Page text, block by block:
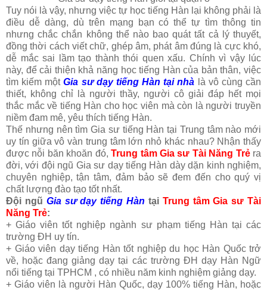
Tuy nói là vậy, nhưng việc tự học tiếng Hàn lại không phải là
điều dễ dàng, dù trên mạng bạn có thể tự tìm thông tin
nhưng chắc chắn không thể nào bao quát tất cả lý thuyết,
đồng thời cách viết chữ, ghép âm, phát âm đúng là cực khó,
dễ mắc sai lầm tạo thành thói quen xấu. Chính vì vậy lúc
này, để cải thiện khả năng học tiếng Hàn của bản thân, việc
tìm kiếm mộtGia sư dạy tiếng Hàn tại nhà là vô cùng cần
thiết, không chỉ là người thầy, người cô giải đáp hết mọi
thắc mắc về tiếng Hàn cho học viên mà còn là người truyền
niềm đam mê, yêu thích tiếng Hàn.
Thế nhưng nên tìm Gia sư tiếng Hàn tại Trung tâm nào mới
uy tín giữa vô vàn trung tâm lớn nhỏ khác nhau? Nhận thấy
được nỗi băn khoăn đó,Trung tâm Gia sư Tài Năng Trẻ ra
đời, với đội ngũ Gia sư dạy tiếng Hàn dày dặn kinh nghiệm,
chuyên nghiệp, tận tâm, đảm bảo sẽ đem đến cho quý vị
chất lượng đào tạo tốt nhất.
Đội ngũ Gia sư dạy tiếng Hàn tại Trung tâm Gia sư Tài
Năng Trẻ:
+ Giáo viên tốt nghiệp ngành sư phạm tiếng Hàn tại các
trường ĐH uy tín.
+ Giáo viên dạy tiếng Hàn tốt nghiệp du học Hàn Quốc trở
về, hoặc đang giảng dạy tại các trường ĐH dạy Hàn Ngữ
nổi tiếng tại TPHCM , có nhiều năm kinh nghiệm giảng dạy.
+ Giáo viên là người Hàn Quốc, dạy 100% tiếng Hàn, hoặc